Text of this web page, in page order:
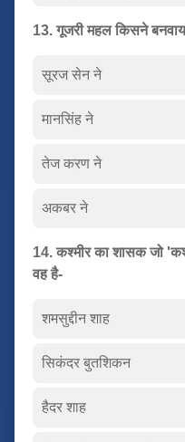
13. गूजरी महल किसने
सूरज सेन ने
मानसिंह ने
तेज करण ने
अकबर ने
14. कश्मीर का शासक जो
वह है-
शमसुद्दीन शाह
सिकंदर बुतशिकन
हैदर शाह